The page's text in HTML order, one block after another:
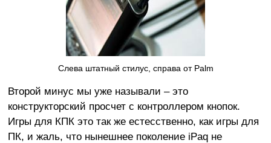
Слева штатный стилус, справа от Palm
Второй минус мы уже называли – это
конструкторский просчет с контроллером кнопок.
Игры для КПК это так же естесственно, как игры для
ПК, и жаль, что нынешнее поколение iPaq не